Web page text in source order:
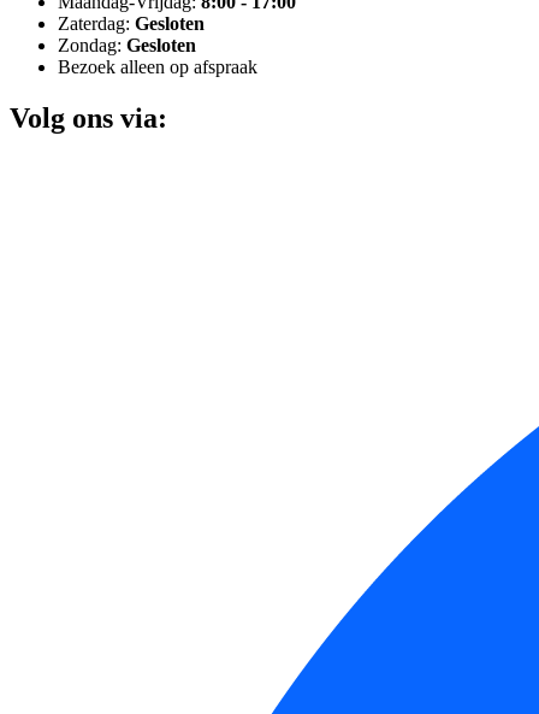
Zaterdag: Gesloten
Zondag: Gesloten
Bezoek alleen op afspraak
Volg ons via: